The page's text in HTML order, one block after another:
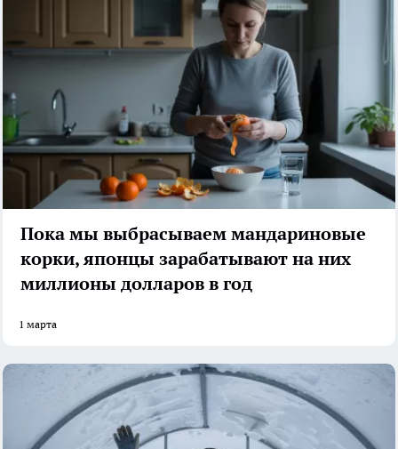
Пока мы выбрасываем мандариновые
корки, японцы зарабатывают на них
миллионы долларов в год
1 марта